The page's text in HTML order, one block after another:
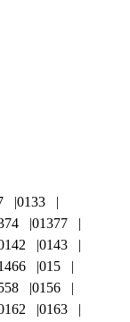
0133
01377
0143
015
0156
0163